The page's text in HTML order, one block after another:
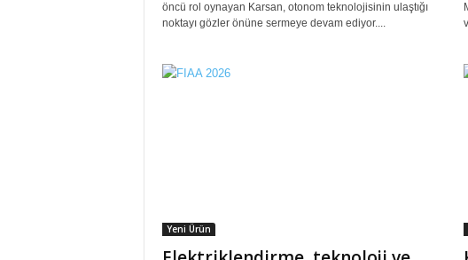
öncü rol oynayan Karsan, otonom teknolojisinin ulaştığı
noktayı gözler önüne sermeye devam ediyor....
Yeni Ürün